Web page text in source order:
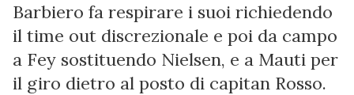
Barbiero fa respirare i suoi richiedendo
il time out discrezionale e poi da campo
a Fey sostituendo Nielsen, e a Mauti per
il giro dietro al posto di capitan Rosso.